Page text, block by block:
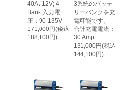
40A / 12V; 4
Bank 入力電
圧：90-135V
171,000円(税込
188,100円)
3系統のバッテ
リーバンクを充
電可能です。
合計充電電流：
30 Amp
131,000円(税込
144,100円)